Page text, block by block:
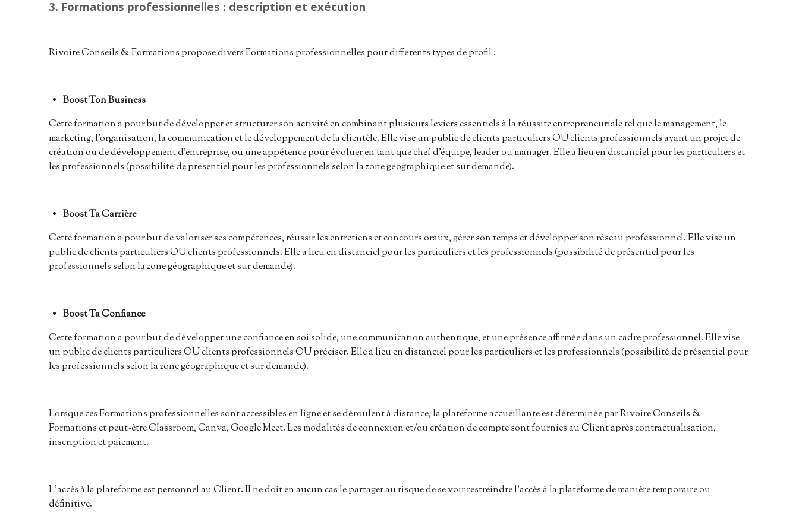
3. Formations professionnelles : description et exécution
Rivoire Conseils & Formations propose divers Formations professionnelles pour différents types de profil :
Boost Ton Business
Cette formation a pour but de développer et structurer son activité en combinant plusieurs leviers essentiels à la réussite entrepreneuriale tel que le management, le
marketing, l’organisation, la communication et le développement de la clientèle. Elle vise un public de clients particuliers OU clients professionnels ayant un projet de
création ou de développement d’entreprise, ou une appétence pour évoluer en tant que chef d’équipe, leader ou manager. Elle a lieu en distanciel pour les particuliers et
les professionnels (possibilité de présentiel pour les professionnels selon la zone géographique et sur demande).
Boost Ta Carrière
Cette formation a pour but de valoriser ses compétences, réussir les entretiens et concours oraux, gérer son temps et développer son réseau professionnel. Elle vise un
public de clients particuliers OU clients professionnels. Elle a lieu en distanciel pour les particuliers et les professionnels (possibilité de présentiel pour les
professionnels selon la zone géographique et sur demande).
Boost Ta Confiance
Cette formation a pour but de développer une confiance en soi solide, une communication authentique, et une présence affirmée dans un cadre professionnel. Elle vise
un public de clients particuliers OU clients professionnels OU préciser. Elle a lieu en distanciel pour les particuliers et les professionnels (possibilité de présentiel pour
les professionnels selon la zone géographique et sur demande).
Lorsque ces Formations professionnelles sont accessibles en ligne et se déroulent à distance, la plateforme accueillante est déterminée par Rivoire Conseils &
Formations et peut-être Classroom, Canva, Google Meet. Les modalités de connexion et/ou création de compte sont fournies au Client après contractualisation,
inscription et paiement.
L’accès à la plateforme est personnel au Client. Il ne doit en aucun cas le partager au risque de se voir restreindre l’accès à la plateforme de manière temporaire ou
définitive.